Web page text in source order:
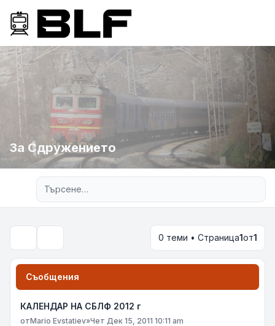
За Сдружението
0 теми • Страница1от1
Съобщения
КАЛЕНДАР НА СБЛФ 2012 г
отMario Evstatiev»Чет Дек 15, 2011 10:11 am